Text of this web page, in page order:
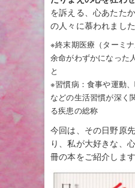
を訴える、心あたた
の人々に慕われました
※終末期医療（ターミ
余命がわずかになった
と
※習慣病：食事や運動
などの生活習慣が深く
る疾患の総称
今回は、その日野原
り、私が大好きな、
冊の本をご紹介します